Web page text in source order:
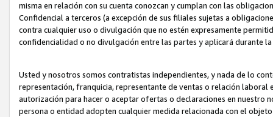
misma en relación con su cuenta conozcan y cumplan con las
Confidencial a terceros (a excepción de sus filiales sujetas a
contra cualquier uso o divulgación que no estén expresamente
confidencialidad o no divulgación entre las partes y aplicará durante
Usted y nosotros somos contratistas independientes, y nada de lo
representación, franquicia, representante de ventas o relación
autorización para hacer o aceptar ofertas o declaraciones en nuestro
persona o entidad adopten cualquier medida relacionada con el